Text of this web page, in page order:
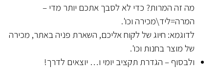
מה זה המרות? כדי לא לסבך אתכם יותר מדי –
המרה=ליד\מכירה וכו'.
לדוגמא: חיוג של לקוח אליכם, השארת פניה באתר, מכירה
של מוצר בחנות וכו'.
ולבסוף – הגדרת תקציב יומי ו… יוצאים לדרך!